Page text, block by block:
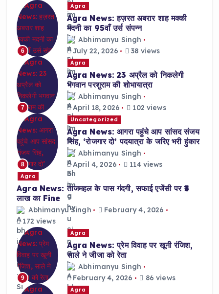
6
Agra
Agra News: हज़रत अबरार शाह मक्की
मदनी का 95वाँ उर्स संपन्न
Abhimanyu Singh
July 22, 2026
38 views
7
Agra
Agra News: 23 अप्रैल को निकलेगी
भगवान परशुराम की शोभायात्रा
Abhimanyu Singh
April 18, 2026
102 views
8
Uncategorized
Agra News: आगरा पहुंचे आप सांसद संजय
सिंह, ‘रोजगार दो’ पदयात्रा के जरिए भरी हुंकार
Abhimanyu Singh
April 4, 2026
114 views
Agra
Agra News: ताजमहल के पास गंदगी, सफाई एजेंसी पर ₹3
लाख का Fine
Abhimanyu Singh
February 4, 2026
172 views
9
Agra
Agra News: प्रेम विवाह पर खूनी रंजिश,
साले ने जीजा को रेता
Abhimanyu Singh
February 4, 2026
86 views
Agra